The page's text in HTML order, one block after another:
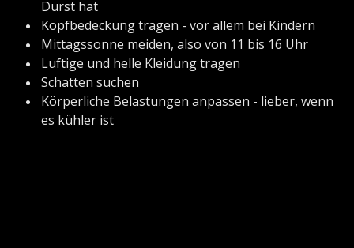
Durst hat
Kopfbedeckung tragen - vor allem bei Kindern
Mittagssonne meiden, also von 11 bis 16 Uhr
Luftige und helle Kleidung tragen
Schatten suchen
Körperliche Belastungen anpassen - lieber, wenn
es kühler ist